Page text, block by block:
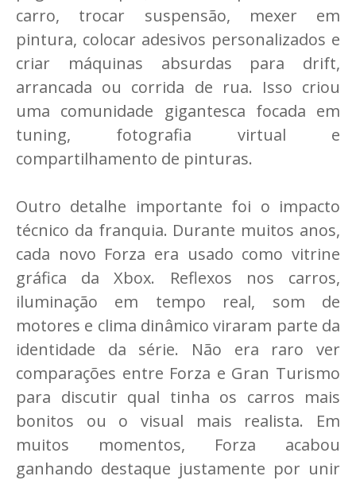
carro, trocar suspensão, mexer em
pintura, colocar adesivos personalizados e
criar máquinas absurdas para drift,
arrancada ou corrida de rua. Isso criou
uma comunidade gigantesca focada em
tuning, fotografia virtual e
compartilhamento de pinturas.
Outro detalhe importante foi o impacto
técnico da franquia. Durante muitos anos,
cada novo Forza era usado como vitrine
gráfica da Xbox. Reflexos nos carros,
iluminação em tempo real, som de
motores e clima dinâmico viraram parte da
identidade da série. Não era raro ver
comparações entre Forza e Gran Turismo
para discutir qual tinha os carros mais
bonitos ou o visual mais realista. Em
muitos momentos, Forza acabou
ganhando destaque justamente por unir